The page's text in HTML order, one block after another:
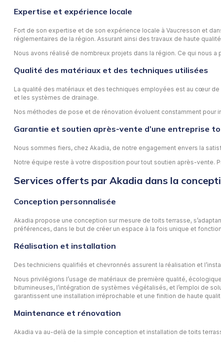
Expertise et expérience locale
Fort de son expertise et de son expérience locale à Vaucresson et
réglementaires de la région. Assurant ainsi des travaux de haute
Nous avons réalisé de nombreux projets dans la région. Ce qui nous
Qualité des matériaux et des techniques utilisées
La qualité des matériaux et des techniques employées est au cœur
et les systèmes de drainage.
Nos méthodes de pose et de rénovation évoluent constamment
Garantie et soutien après-vente d’une entreprise
Nous sommes fiers, chez Akadia, de notre engagement envers la
Notre équipe reste à votre disposition pour tout soutien après-vente.
Services offerts par Akadia dans la
Conception personnalisée
Akadia propose une conception sur mesure de toits terrasse,
préférences, dans le but de créer un espace à la fois unique et
Réalisation et installation
Des techniciens qualifiés et chevronnés assurent la réalisation et
Nous privilégions l’usage de matériaux de première qualité,
bitumineuses, l’intégration de systèmes végétalisés, et l’emploi de
garantissent une installation irréprochable et une finition de haute
Maintenance et rénovation
Akadia va au-delà de la simple conception et installation de toits